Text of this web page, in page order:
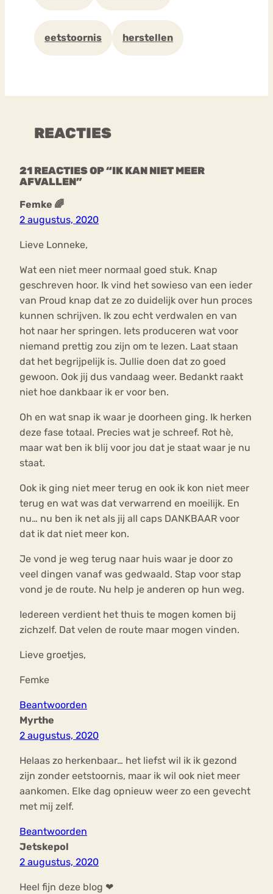
eetstoornis herstellen
REACTIES
21 REACTIES OP “IK KAN NIET MEER
AFVALLEN”
Femke 🌈
2 augustus, 2020
Lieve Lonneke,
Wat een niet meer normaal goed stuk. Knap
geschreven hoor. Ik vind het sowieso van een ieder
van Proud knap dat ze zo duidelijk over hun proces
kunnen schrijven. Ik zou echt verdwalen en van
hot naar her springen. Iets produceren wat voor
niemand prettig zou zijn om te lezen. Laat staan
dat het begrijpelijk is. Jullie doen dat zo goed
gewoon. Ook jij dus vandaag weer. Bedankt raakt
niet hoe dankbaar ik er voor ben.
Oh en wat snap ik waar je doorheen ging. Ik herken
deze fase totaal. Precies wat je schreef. Rot hè,
maar wat ben ik blij voor jou dat je staat waar je nu
staat.
Ook ik ging niet meer terug en ook ik kon niet meer
terug en wat was dat verwarrend en moeilijk. En
nu… nu ben ik net als jij all caps DANKBAAR voor
dat ik dat niet meer kon.
Je vond je weg terug naar huis waar je door zo
veel dingen vanaf was gedwaald. Stap voor stap
vond je de route. Nu help je anderen op hun weg.
Iedereen verdient het thuis te mogen komen bij
zichzelf. Dat velen de route maar mogen vinden.
Lieve groetjes,
Femke
Beantwoorden
Myrthe
2 augustus, 2020
Helaas zo herkenbaar… het liefst wil ik ik gezond
zijn zonder eetstoornis, maar ik wil ook niet meer
aankomen. Elke dag opnieuw weer zo een gevecht
met mij zelf.
Beantwoorden
Jetskepol
2 augustus, 2020
Heel fijn deze blog ❤